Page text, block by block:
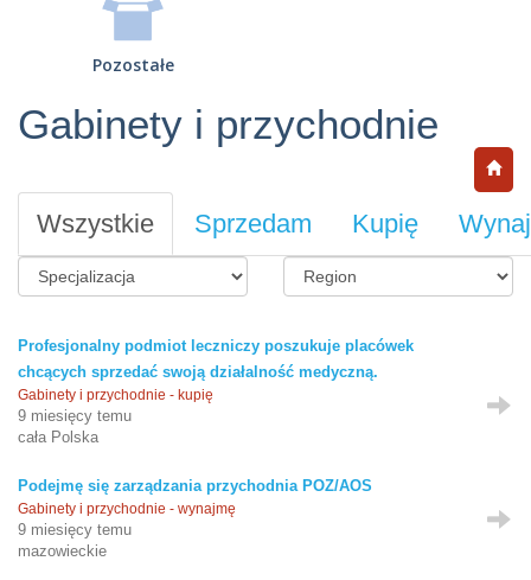
Pozostałe
Gabinety i przychodnie
Wszystkie Sprzedam Kupię
Profesjonalny podmiot leczniczy poszukuje placówek
chcących sprzedać swoją działalność medyczną.
Gabinety i przychodnie - kupię
9 miesięcy temu
cała Polska
Podejmę się zarządzania przychodnia POZ/AOS
Gabinety i przychodnie - wynajmę
9 miesięcy temu
mazowieckie